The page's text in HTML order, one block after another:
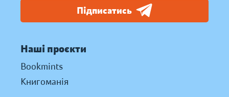
Підписатись
Наші проєкти
Bookmints
Книгоманія